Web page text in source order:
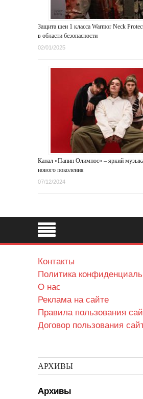
Защита шеи 1 класса Warmor Neck
в области безопасности
02/01/2025
Канал «Папин Олимпос» – яркий
нового поколения
07/12/2024
Контакты
Политика
О нас
Реклама на сайте
Правила пользования
Договор пользования
АРХИВЫ
Архивы